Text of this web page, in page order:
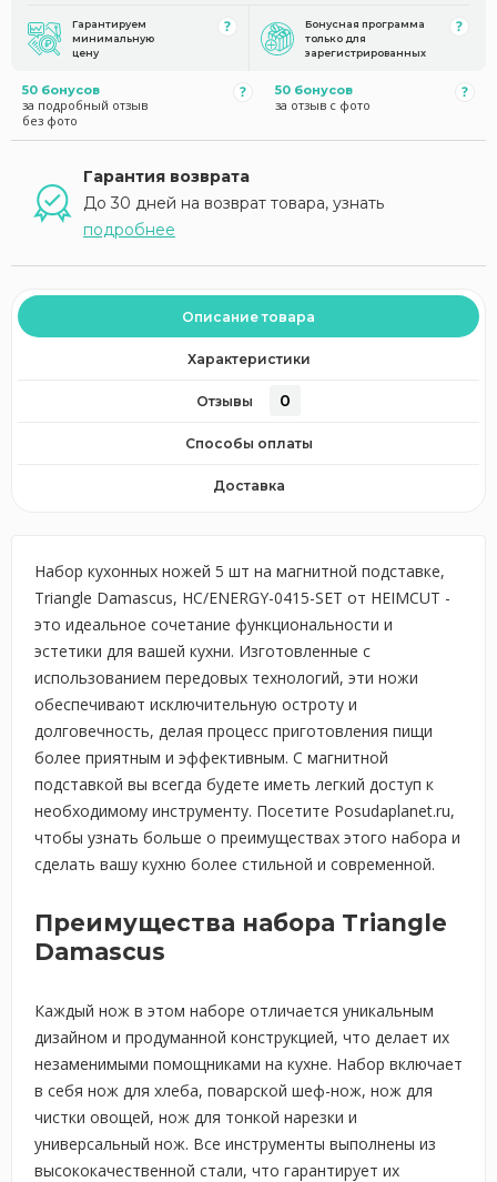
Гарантируем
минимальную
цену
Бонусная программа
только для
зарегистрированных
50 бонусов
за подробный отзыв
без фото
50 бонусов
за отзыв с фото
Гарантия возврата
До 30 дней на возврат товара, узнать
подробнее
Описание товара
Характеристики
Отзывы 0
Способы оплаты
Доставка
Набор кухонных ножей 5 шт на магнитной подставке,
Triangle Damascus, HC/ENERGY-0415-SET от HEIMCUT -
это идеальное сочетание функциональности и
эстетики для вашей кухни. Изготовленные с
использованием передовых технологий, эти ножи
обеспечивают исключительную остроту и
долговечность, делая процесс приготовления пищи
более приятным и эффективным. С магнитной
подставкой вы всегда будете иметь легкий доступ к
необходимому инструменту. Посетите Posudaplanet.ru,
чтобы узнать больше о преимуществах этого набора и
сделать вашу кухню более стильной и современной.
Преимущества набора Triangle
Damascus
Каждый нож в этом наборе отличается уникальным
дизайном и продуманной конструкцией, что делает их
незаменимыми помощниками на кухне. Набор включает
в себя нож для хлеба, поварской шеф-нож, нож для
чистки овощей, нож для тонкой нарезки и
универсальный нож. Все инструменты выполнены из
высококачественной стали, что гарантирует их